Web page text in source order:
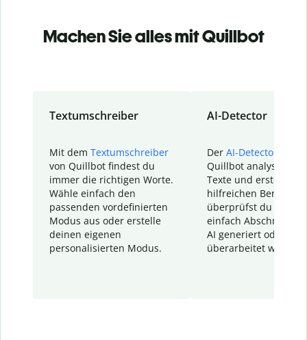
Machen Sie alles mit Quillbot
Textumschreiber
Mit dem Textumschreiber
von Quillbot findest du
immer die richtigen Worte.
Wähle einfach den
passenden vordefinierten
Modus aus oder erstelle
deinen eigenen
personalisierten Modus.
AI-Detector
Der AI-Detector
Quillbot analysiert
Texte und erstellt
hilfreichen Bericht.
überprüfst du
einfach Abschnitte,
AI generiert oder
überarbeitet wurden.